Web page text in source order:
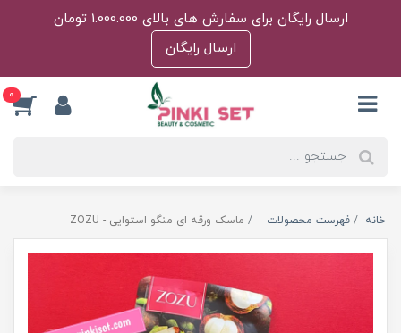
ارسال رایگان برای سفارش های بالای 1.000.000 تومان
ارسال رایگان
0
خانه فهرست محصولات ماسک ورقه ای منگو استوایی - ZOZU